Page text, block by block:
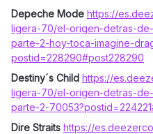
Depeche Mode https://
ligera-70/el-origen-detras-
parte-2-hoy-toca-imagine-
postid=228290#post228290
Destiny´s Child https://
ligera-70/el-origen-detras-
parte-2-
Dire Straits https://